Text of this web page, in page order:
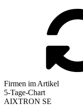
Firmen im Artikel
5-Tage-Chart
AIXTRON SE